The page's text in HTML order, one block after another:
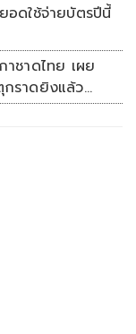
อดใช้จ่ายบัตรปีนี้
าชาดไทย เผย
กราดยิงแล้ว